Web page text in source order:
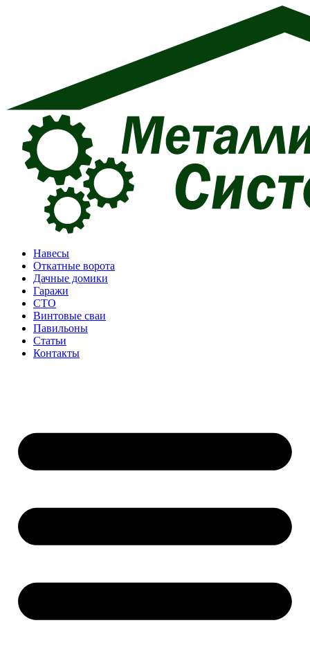
Навесы
Откатные ворота
Дачные домики
Гаражи
СТО
Винтовые сваи
Павильоны
Статьи
Контакты